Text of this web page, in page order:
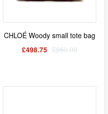
CHLOÉ Woody small tote bag
£498.75 £950.00